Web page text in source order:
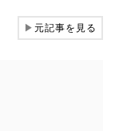
▶元記事を見る